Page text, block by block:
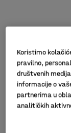
Stabilno
Koristimo
pravilno,
društvenih
informacije o
partnerima u
analitičkih